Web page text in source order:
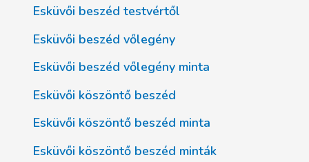
Esküvői beszéd testvértől
Esküvői beszéd vőlegény
Esküvői beszéd vőlegény minta
Esküvői köszöntő beszéd
Esküvői köszöntő beszéd minta
Esküvői köszöntő beszéd minták